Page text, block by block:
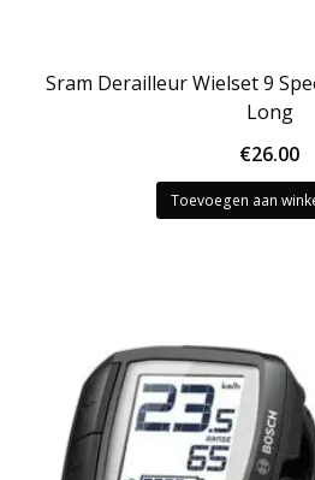
Sram Derailleur Wielset 9
Long
€26.00
Toevoegen aan